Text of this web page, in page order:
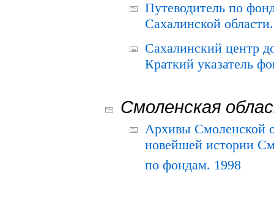
Путеводитель по
Сахалинской
Сахалинский центр
Краткий указатель
Смоленская
Архивы Смоленской
новейшей истории
по фондам. 1998